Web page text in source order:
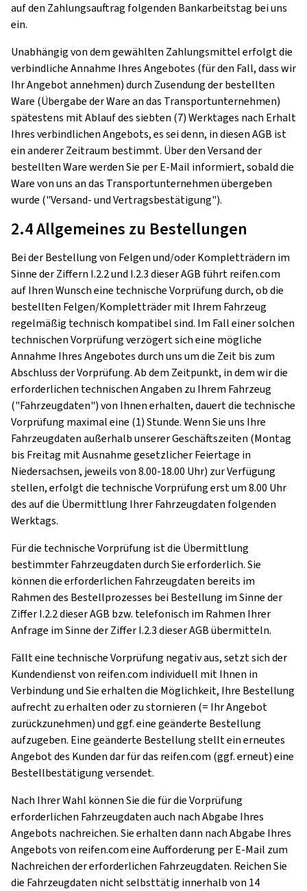
auf den Zahlungsauftrag folgenden Bankarbeitstag bei uns
ein.
Unabhängig von dem gewählten Zahlungsmittel erfolgt die
verbindliche Annahme Ihres Angebotes (für den Fall, dass wir
Ihr Angebot annehmen) durch Zusendung der bestellten
Ware (Übergabe der Ware an das Transportunternehmen)
spätestens mit Ablauf des siebten (7) Werktages nach Erhalt
Ihres verbindlichen Angebots, es sei denn, in diesen AGB ist
ein anderer Zeitraum bestimmt. Über den Versand der
bestellten Ware werden Sie per E-Mail informiert, sobald die
Ware von uns an das Transportunternehmen übergeben
wurde ("Versand- und Vertragsbestätigung").
2.4 Allgemeines zu Bestellungen
Bei der Bestellung von Felgen und/oder Kompletträdern im
Sinne der Ziffern I.2.2 und I.2.3 dieser AGB führt reifen.com
auf Ihren Wunsch eine technische Vorprüfung durch, ob die
bestellten Felgen/Kompletträder mit Ihrem Fahrzeug
regelmäßig technisch kompatibel sind. Im Fall einer solchen
technischen Vorprüfung verzögert sich eine mögliche
Annahme Ihres Angebotes durch uns um die Zeit bis zum
Abschluss der Vorprüfung. Ab dem Zeitpunkt, in dem wir die
erforderlichen technischen Angaben zu Ihrem Fahrzeug
("Fahrzeugdaten") von Ihnen erhalten, dauert die technische
Vorprüfung maximal eine (1) Stunde. Wenn Sie uns Ihre
Fahrzeugdaten außerhalb unserer Geschäftszeiten (Montag
bis Freitag mit Ausnahme gesetzlicher Feiertage in
Niedersachsen, jeweils von 8.00-18.00 Uhr) zur Verfügung
stellen, erfolgt die technische Vorprüfung erst um 8.00 Uhr
des auf die Übermittlung Ihrer Fahrzeugdaten folgenden
Werktags.
Für die technische Vorprüfung ist die Übermittlung
bestimmter Fahrzeugdaten durch Sie erforderlich. Sie
können die erforderlichen Fahrzeugdaten bereits im
Rahmen des Bestellprozesses bei Bestellung im Sinne der
Ziffer I.2.2 dieser AGB bzw. telefonisch im Rahmen Ihrer
Anfrage im Sinne der Ziffer I.2.3 dieser AGB übermitteln.
Fällt eine technische Vorprüfung negativ aus, setzt sich der
Kundendienst von reifen.com individuell mit Ihnen in
Verbindung und Sie erhalten die Möglichkeit, Ihre Bestellung
aufrecht zu erhalten oder zu stornieren (= Ihr Angebot
zurückzunehmen) und ggf. eine geänderte Bestellung
aufzugeben. Eine geänderte Bestellung stellt ein erneutes
Angebot des Kunden dar für das reifen.com (ggf. erneut) eine
Bestellbestätigung versendet.
Nach Ihrer Wahl können Sie die für die Vorprüfung
erforderlichen Fahrzeugdaten auch nach Abgabe Ihres
Angebots nachreichen. Sie erhalten dann nach Abgabe Ihres
Angebots von reifen.com eine Aufforderung per E-Mail zum
Nachreichen der erforderlichen Fahrzeugdaten. Reichen Sie
die Fahrzeugdaten nicht selbsttätig innerhalb von 14